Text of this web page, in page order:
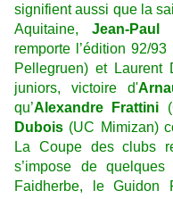
signifient aussi que la
Aquitaine, Jean-Paul
remporte l’édition 92/
Pellegruen) et Laurent
juniors, victoire d'
qu’Alexandre Frattini
Dubois (UC Mimizan)
La Coupe des clubs
s’impose de
Faidherbe, le Guidon